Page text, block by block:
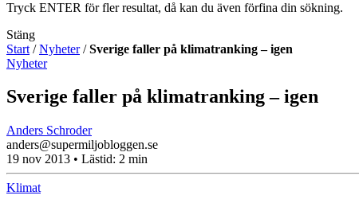
Tryck ENTER för fler resultat, då kan du även förfina din sökning.
Stäng
Start /Nyheter/Sverige faller på klimatranking – igen
Nyheter
Sverige faller på klimatranking – igen
Anders Schroder
anders@supermiljobloggen.se
19 nov 2013 • Lästid: 2 min
Klimat